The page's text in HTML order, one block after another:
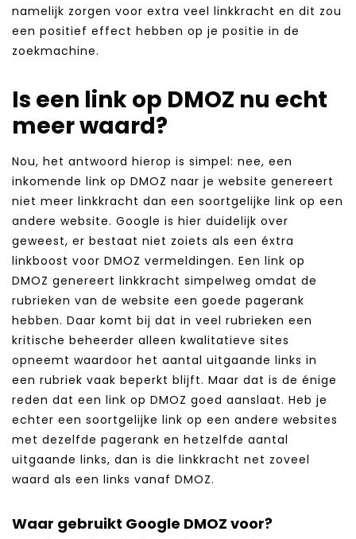
namelijk zorgen voor extra veel linkkracht en dit zou
een positief effect hebben op je positie in de
zoekmachine.
Is een link op DMOZ nu echt
meer waard?
Nou, het antwoord hierop is simpel: nee, een
inkomende link op DMOZ naar je website genereert
niet meer linkkracht dan een soortgelijke link op een
andere website. Google is hier duidelijk over
geweest, er bestaat niet zoiets als een éxtra
linkboost voor DMOZ vermeldingen. Een link op
DMOZ genereert linkkracht simpelweg omdat de
rubrieken van de website een goede pagerank
hebben. Daar komt bij dat in veel rubrieken een
kritische beheerder alleen kwalitatieve sites
opneemt waardoor het aantal uitgaande links in
een rubriek vaak beperkt blijft. Maar dat is de énige
reden dat een link op DMOZ goed aanslaat. Heb je
echter een soortgelijke link op een andere websites
met dezelfde pagerank en hetzelfde aantal
uitgaande links, dan is die linkkracht net zoveel
waard als een links vanaf DMOZ.
Waar gebruikt Google DMOZ voor?